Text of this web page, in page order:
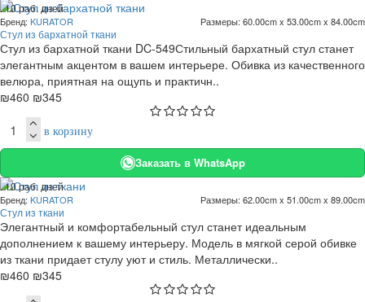
. 10 раб. дней
-25 %
Бренд: KURATOR Размеры: 60.00cm x 53.00cm x 84.00cm
Стул из бархатной ткани
Стул из бархатной ткани DC-549Стильный бархатный стул станет
элегантным акцентом в вашем интерьере. Обивка из качественного
велюра, приятная на ощупь и практичн..
₪460 ₪345
в корзину
Заказать в WhatsApp
. 10 раб. дней
-25 %
Бренд: KURATOR Размеры: 62.00cm x 51.00cm x 89.00cm
Стул из ткани
Элегантный и комфортабельный стул станет идеальным
дополнением к вашему интерьеру. Модель в мягкой серой обивке
из ткани придает стулу уют и стиль. Металлически..
₪460 ₪345